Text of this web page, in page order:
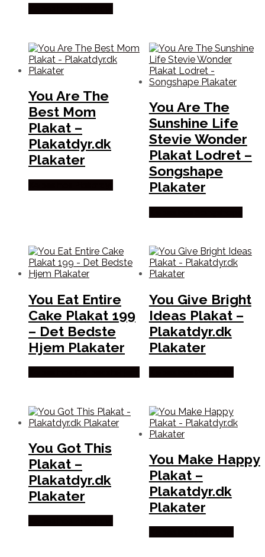
You Are The
Best Mom
Plakat –
Plakatdyr.dk
Plakater
You Are The
Sunshine Life
Stevie Wonder
Plakat Lodret –
Songshape
Plakater
You Eat Entire
Cake Plakat 199
– Det Bedste
Hjem Plakater
You Give Bright
Ideas Plakat –
Plakatdyr.dk
Plakater
You Got This
Plakat –
Plakatdyr.dk
Plakater
You Make Happy
Plakat –
Plakatdyr.dk
Plakater